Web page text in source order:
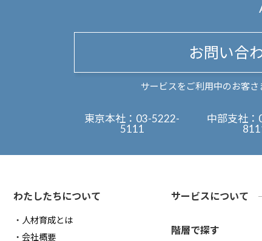
お問い合
サービスをご利用中のお客さ
東京本社： 03-5222-
5111
中部支社：
わたしたちについて
人材育成とは
会社概要
サービスについて
階層で探す